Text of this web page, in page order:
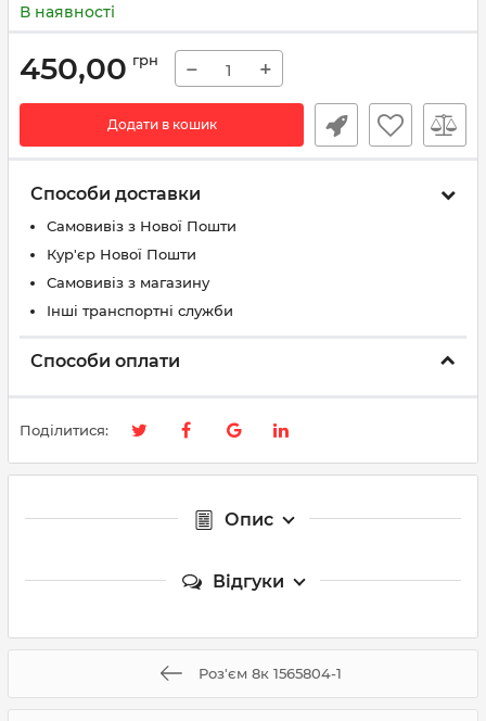
В наявності
450,00 грн − +
Додати в кошик
Способи доставки
Самовивіз з Нової Пошти
Кур'єр Нової Пошти
Самовивіз з магазину
Інші транспортні служби
Способи оплати
Поділитися:
Опис
Відгуки
Роз'єм 8к 1565804-1